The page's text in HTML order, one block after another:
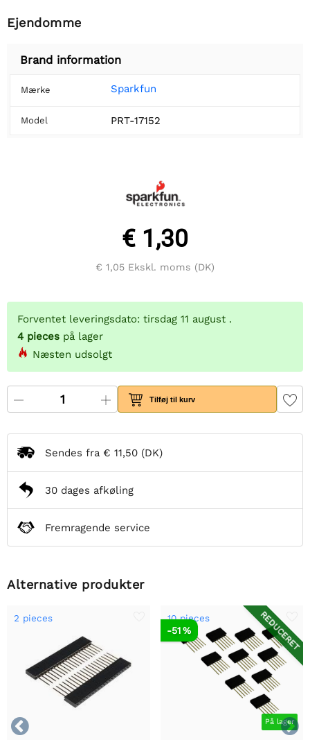
Ejendomme
Brand information
Mærke Sparkfun
Model PRT-17152
€ 1,30
€ 1,05 Ekskl. moms (DK)
Forventet leveringsdato: tirsdag 11 august .
4 pieces på lager
Næsten udsolgt
Tilføj til kurv
Sendes fra € 11,50 (DK)
30 dages afkøling
Fremragende service
Alternative produkter


2 pieces REDUCERET
10 pieces
På lager
-51 %